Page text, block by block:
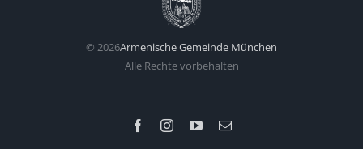
© 2026Armenische Gemeinde München
Alle Rechte vorbehalten
FacebookInstagramYouTubeEmail